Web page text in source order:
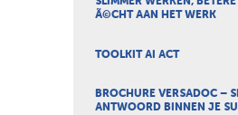
SLIMMER WERKEN,
Ã©CHT AAN HET WERK
TOOLKIT AI ACT
BROCHURE VERSADOC –
ANTWOORD BINNEN JE